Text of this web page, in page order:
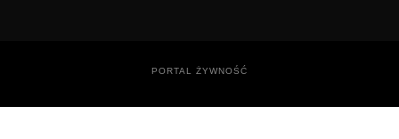
PORTAL ŻYWNOŚĆ